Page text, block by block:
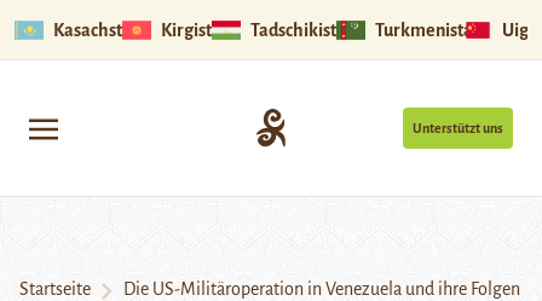
Kasachstan Kirgistan Tadschikistan Turkmenistan
Unterstützt uns
Startseite
Die US-Militäroperation in Venezuela und ihre Folgen